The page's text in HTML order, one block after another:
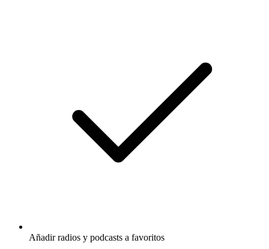
Añadir radios y podcasts a favoritos